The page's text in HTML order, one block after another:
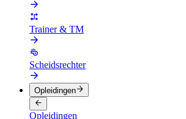
Trainer & TM
Scheidsrechter
Opleidingen
Opleidingen